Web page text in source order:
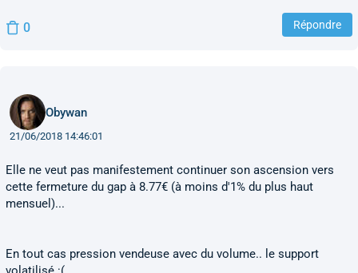
0 Répondre
Obywan
21/06/2018 14:46:01
Elle ne veut pas manifestement continuer son ascension vers
cette fermeture du gap à 8.77€ (à moins d'1% du plus haut
mensuel)...
En tout cas pression vendeuse avec du volume.. le support